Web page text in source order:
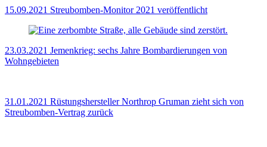
15.09.2021 Streubomben-Monitor 2021 veröffentlicht
23.03.2021 Jemenkrieg: sechs Jahre Bombardierungen von
Wohngebieten
31.01.2021 Rüstungshersteller Northrop Gruman zieht sich von
Streubomben-Vertrag zurück